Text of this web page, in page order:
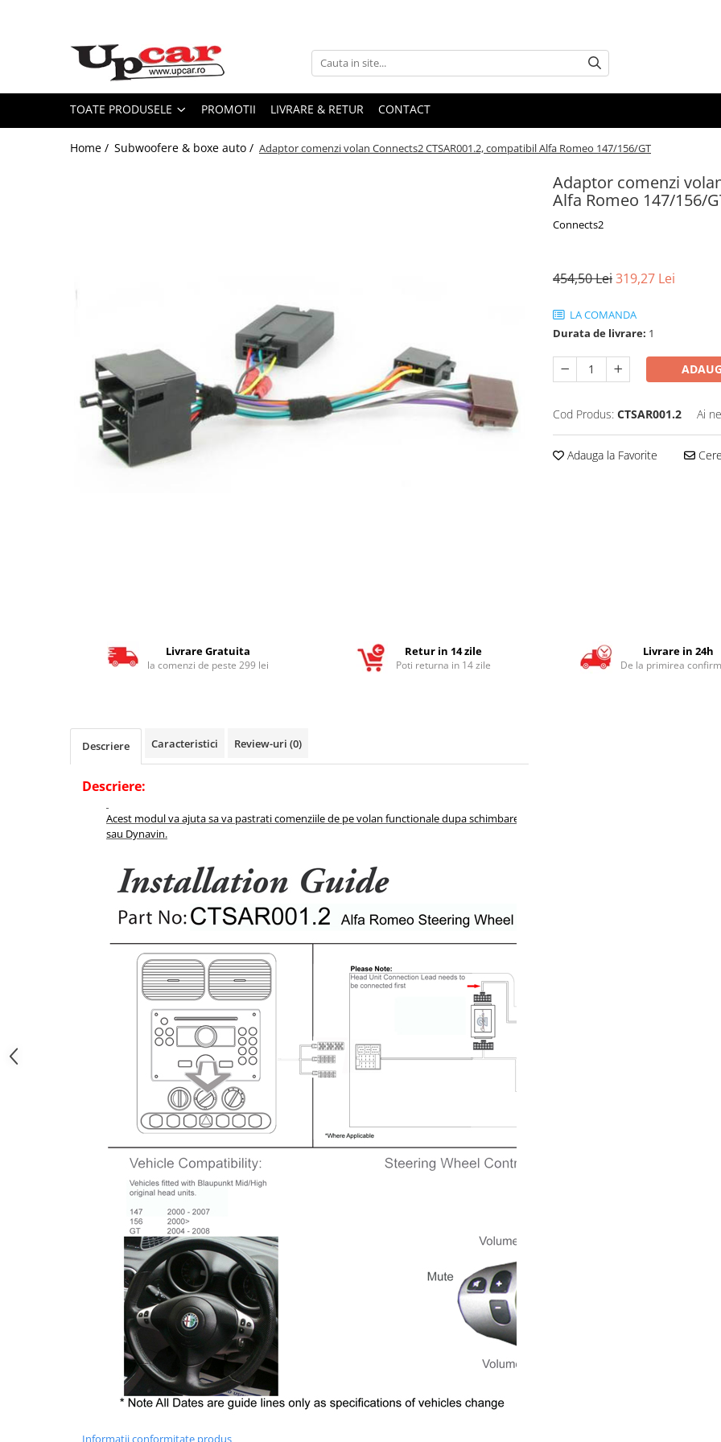
Toate Produsele
Tricicluri Electrice
ATV-uri Electrice
Trotinete Electrice
TOATE PRODUSELE PROMOTII LIVRARE & RETUR CONTACT
Home / Subwoofere & boxe auto / Adaptor comenzi volan Connects2 CTSAR001.2, compatibil Alfa Romeo 147/156/GT
Adaptor comenzi
Alfa Romeo 147/156/
Connects2
454,50 Lei319,27 Lei
LA COMANDA
Durata de livrare: 1
Cod Produs: CTSAR001.2 Ai
Adauga la Favorite
Livrare Gratuita
la comenzi de peste 299 lei
Retur in 14 zile
Poti returna in 14 zile
Livrare in 24h
De la primirea
Descriere Caracteristici Review-uri (0)
Descriere:
Acest modul va ajuta sa va pastrati comenziile de pe volan functionale dupa schimbarea unitatii audio de fabrica cu un aparat
sau Dynavin.
Informatii conformitate produs